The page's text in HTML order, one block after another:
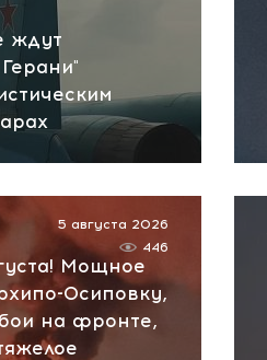
ждут
Мощное
Осиповку,
на фронте,
5 августа 2026
446